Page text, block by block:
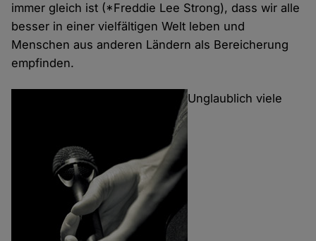
immer gleich ist (*Freddie Lee Strong), dass wir alle
besser in einer vielfältigen Welt leben und
Menschen aus anderen Ländern als Bereicherung
empfinden.
Unglaublich viele